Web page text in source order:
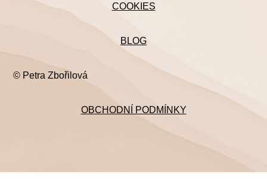
COOKIES
BLOG
© Petra Zbořilová
OBCHODNÍ PODMÍNKY